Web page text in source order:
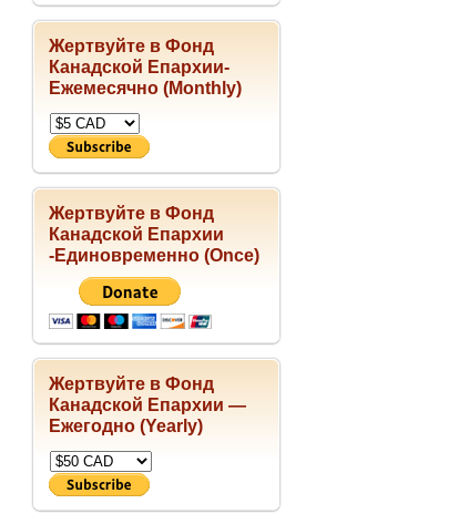
Жертвуйте в Фонд
Канадской Епархии-
Ежемесячно (Monthly)
Жертвуйте в Фонд
Канадской Епархии
-Единовременно (Once)
Жертвуйте в Фонд
Канадской Епархии —
Ежегодно (Yearly)